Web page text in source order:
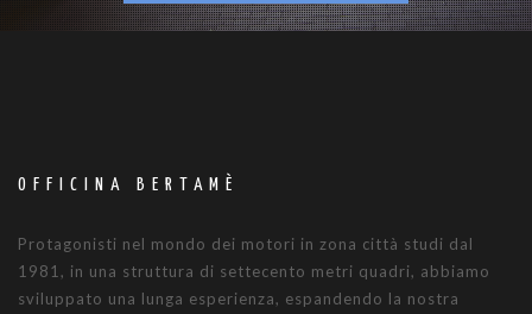
OFFICINA BERTAMÈ
Protagonisti nel mondo dei motori in zona città studi dal
1981, in una struttura di settecento metri quadri, abbiamo
sviluppato una lunga esperienza, espandendo la nostra